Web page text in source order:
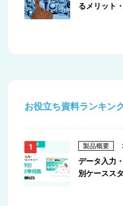
るメリット
お役立ち資料ランキン
製品概要
データ入力
別ケースス